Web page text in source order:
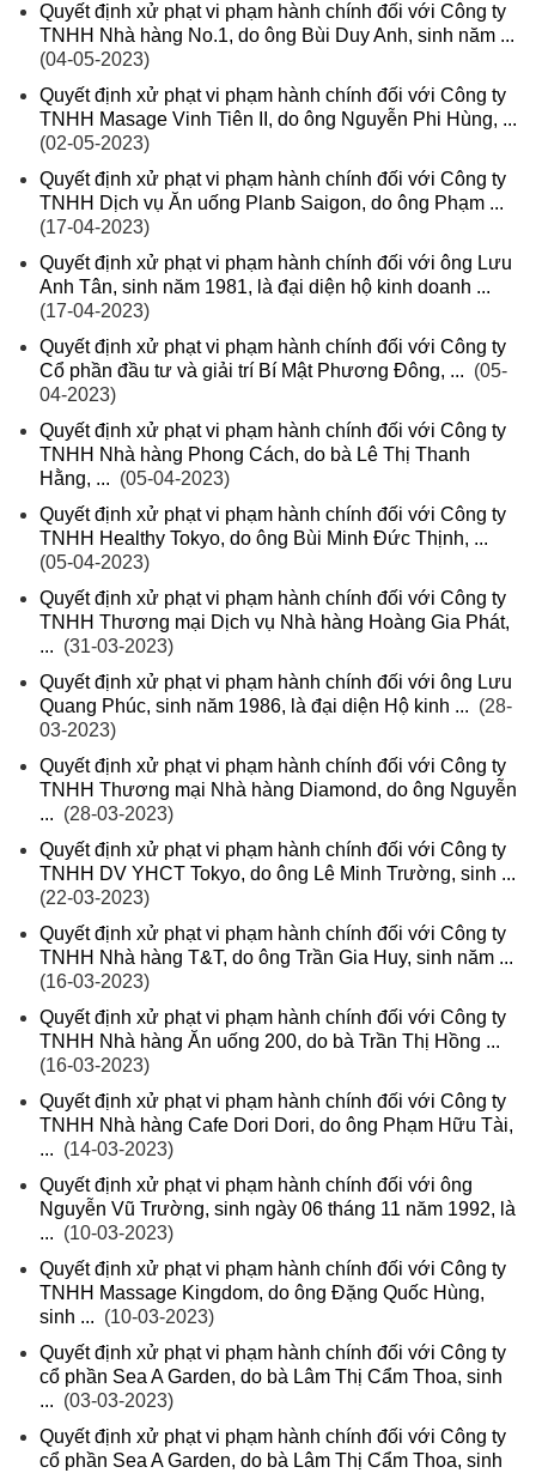
Quyết định xử phạt vi phạm hành chính đối với Công ty
TNHH Nhà hàng No.1, do ông Bùi Duy Anh, sinh năm ...
(04-05-2023)
Quyết định xử phạt vi phạm hành chính đối với Công ty
TNHH Masage Vinh Tiên II, do ông Nguyễn Phi Hùng, ...
(02-05-2023)
Quyết định xử phạt vi phạm hành chính đối với Công ty
TNHH Dịch vụ Ăn uống Planb Saigon, do ông Phạm ...
(17-04-2023)
Quyết định xử phạt vi phạm hành chính đối với ông Lưu
Anh Tân, sinh năm 1981, là đại diện hộ kinh doanh ...
(17-04-2023)
Quyết định xử phạt vi phạm hành chính đối với Công ty
Cổ phần đầu tư và giải trí Bí Mật Phương Đông, ... (05-
04-2023)
Quyết định xử phạt vi phạm hành chính đối với Công ty
TNHH Nhà hàng Phong Cách, do bà Lê Thị Thanh
Hằng, ... (05-04-2023)
Quyết định xử phạt vi phạm hành chính đối với Công ty
TNHH Healthy Tokyo, do ông Bùi Minh Đức Thịnh, ...
(05-04-2023)
Quyết định xử phạt vi phạm hành chính đối với Công ty
TNHH Thương mại Dịch vụ Nhà hàng Hoàng Gia Phát,
... (31-03-2023)
Quyết định xử phạt vi phạm hành chính đối với ông Lưu
Quang Phúc, sinh năm 1986, là đại diện Hộ kinh ... (28-
03-2023)
Quyết định xử phạt vi phạm hành chính đối với Công ty
TNHH Thương mại Nhà hàng Diamond, do ông Nguyễn
... (28-03-2023)
Quyết định xử phạt vi phạm hành chính đối với Công ty
TNHH DV YHCT Tokyo, do ông Lê Minh Trường, sinh ...
(22-03-2023)
Quyết định xử phạt vi phạm hành chính đối với Công ty
TNHH Nhà hàng T&T, do ông Trần Gia Huy, sinh năm ...
(16-03-2023)
Quyết định xử phạt vi phạm hành chính đối với Công ty
TNHH Nhà hàng Ăn uống 200, do bà Trần Thị Hồng ...
(16-03-2023)
Quyết định xử phạt vi phạm hành chính đối với Công ty
TNHH Nhà hàng Cafe Dori Dori, do ông Phạm Hữu Tài,
... (14-03-2023)
Quyết định xử phạt vi phạm hành chính đối với ông
Nguyễn Vũ Trường, sinh ngày 06 tháng 11 năm 1992, là
... (10-03-2023)
Quyết định xử phạt vi phạm hành chính đối với Công ty
TNHH Massage Kingdom, do ông Đặng Quốc Hùng,
sinh ... (10-03-2023)
Quyết định xử phạt vi phạm hành chính đối với Công ty
cổ phần Sea A Garden, do bà Lâm Thị Cẩm Thoa, sinh
... (03-03-2023)
Quyết định xử phạt vi phạm hành chính đối với Công ty
cổ phần Sea A Garden, do bà Lâm Thị Cẩm Thoa, sinh